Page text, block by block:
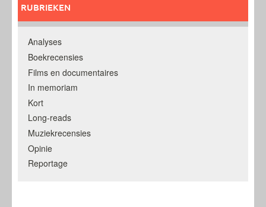
RUBRIEKEN
Analyses
Boekrecensies
Films en documentaires
In memoriam
Kort
Long-reads
Muziekrecensies
Opinie
Reportage